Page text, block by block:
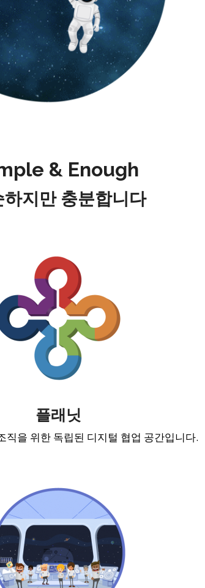
& Enough
하지만 충분합니다
플래닛
직을 위한 독립된 디지털 협업 공간입니다.